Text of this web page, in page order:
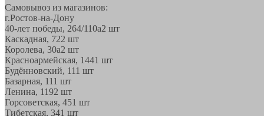
Самовывоз из магазинов:
г.Ростов-на-Дону
40-лет победы, 264/110а2 шт
Каскадная, 722 шт
Королева, 30а2 шт
Красноармейская, 1441 шт
Будённовский, 111 шт
Базарная, 111 шт
Ленина, 1192 шт
Горсоветская, 451 шт
Тибетская, 341 шт